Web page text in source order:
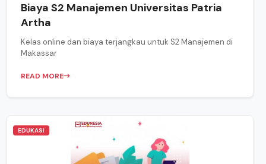
Biaya S2 Manajemen Universitas Patria
Artha
Kelas online dan biaya terjangkau untuk S2 Manajemen di
Makassar
READ MORE
EDUKASI